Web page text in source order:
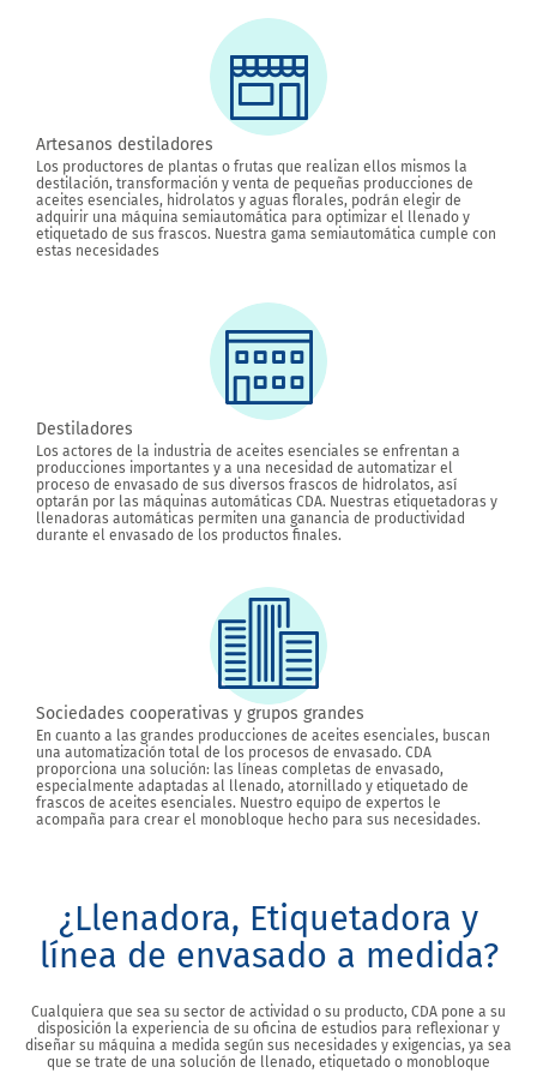
Artesanos destiladores
Los productores de plantas o frutas que realizan ellos mismos la
destilación, transformación y venta de pequeñas producciones de
aceites esenciales, hidrolatos y aguas florales, podrán elegir de
adquirir una máquina semiautomática para optimizar el llenado y
etiquetado de sus frascos. Nuestra gama semiautomática cumple con
estas necesidades
Destiladores
Los actores de la industria de aceites esenciales se enfrentan a
producciones importantes y a una necesidad de automatizar el
proceso de envasado de sus diversos frascos de hidrolatos, así
optarán por las máquinas automáticas CDA. Nuestras etiquetadoras y
llenadoras automáticas permiten una ganancia de productividad
durante el envasado de los productos finales.
Sociedades cooperativas y grupos grandes
En cuanto a las grandes producciones de aceites esenciales, buscan
una automatización total de los procesos de envasado. CDA
proporciona una solución: las líneas completas de envasado,
especialmente adaptadas al llenado, atornillado y etiquetado de
frascos de aceites esenciales. Nuestro equipo de expertos le
acompaña para crear el monobloque hecho para sus necesidades.
¿Llenadora, Etiquetadora y
línea de envasado a medida?
Cualquiera que sea su sector de actividad o su producto, CDA pone a su
disposición la experiencia de su oficina de estudios para reflexionar y
diseñar su máquina a medida según sus necesidades y exigencias, ya sea
que se trate de una solución de llenado, etiquetado o monobloque